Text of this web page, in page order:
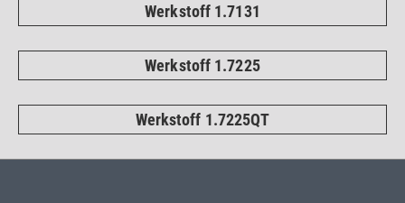
Werkstoff 1.7131
Werkstoff 1.7225
Werkstoff 1.7225QT